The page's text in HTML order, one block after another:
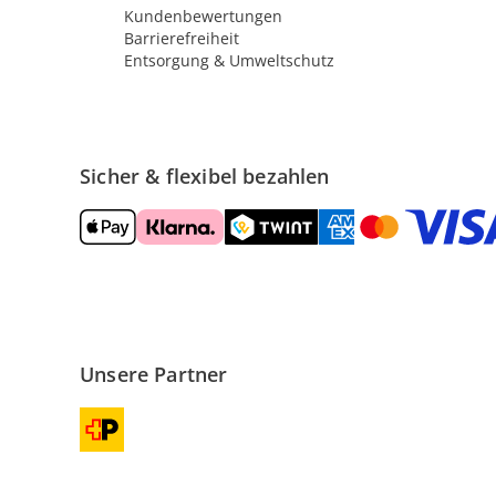
Kundenbewertungen
Barrierefreiheit
Entsorgung & Umweltschutz
Sicher & flexibel bezahlen
Unsere Partner